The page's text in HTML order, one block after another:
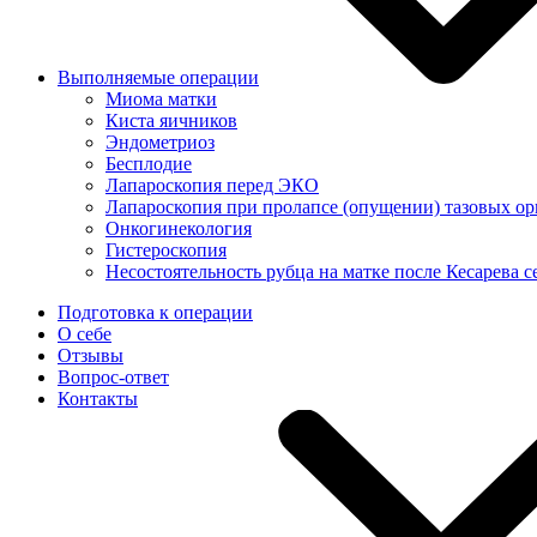
Выполняемые операции
Миома матки
Киста яичников
Эндометриоз
Бесплодие
Лапароскопия перед ЭКО
Лапароскопия при пролапсе (опущении) тазовых
Онкогинекология
Гистероскопия
Несостоятельность рубца на матке после Кесарева
Подготовка к операции
О себе
Отзывы
Вопрос-ответ
Контакты